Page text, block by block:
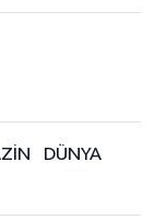
DÜNYA